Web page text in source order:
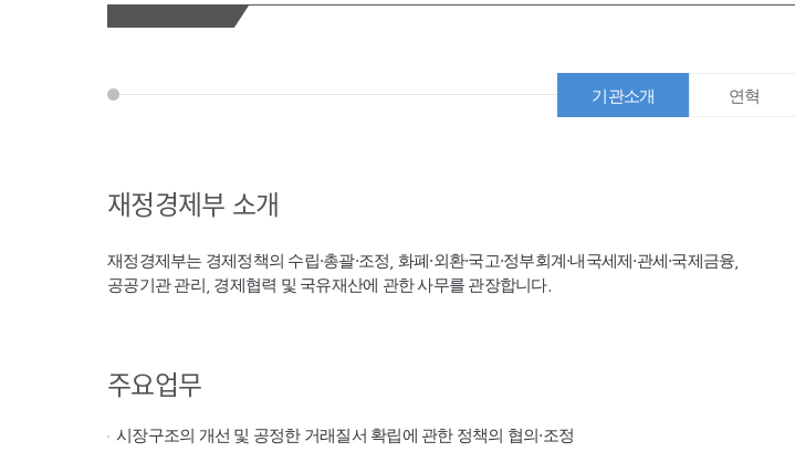
기관소개 연혁
재정경제부 소개
재정경제부는 경제정책의 수립·총괄·조정, 화폐·외환·국고·정부회계·내국세제·관세·국제금융,
공공기관 관리, 경제협력 및 국유재산에 관한 사무를 관장합니다.
주요업무
시장구조의 개선 및 공정한 거래질서 확립에 관한 정책의 협의·조정